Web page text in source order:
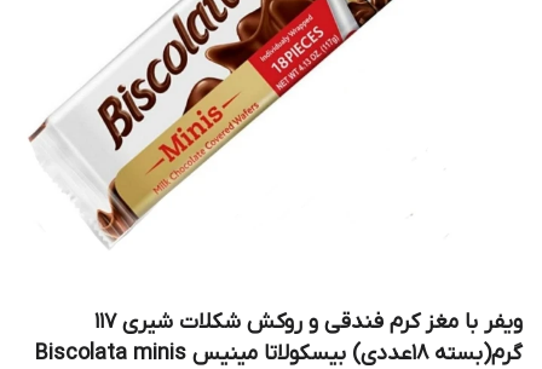
ویفر با مغز کرم فندقی و روکش شکلات شیری 117
گرم(بسته ۱۸عددی) بیسکولاتا مینیس Biscolata minis